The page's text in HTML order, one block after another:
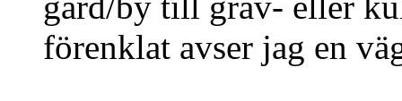
förenklat avser jag en